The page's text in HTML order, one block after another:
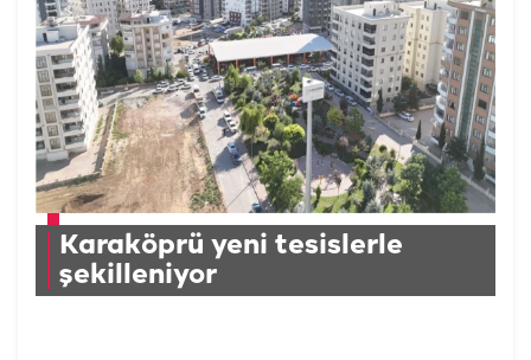
Karaköprü yeni tesislerle
şekilleniyor